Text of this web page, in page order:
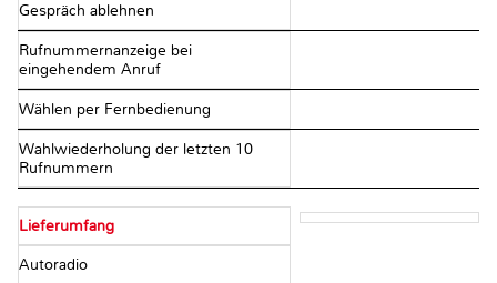
Gespräch ablehnen
Rufnummernanzeige bei
eingehendem Anruf
Wählen per Fernbedienung
Wahlwiederholung der letzten 10
Rufnummern
Lieferumfang
Autoradio